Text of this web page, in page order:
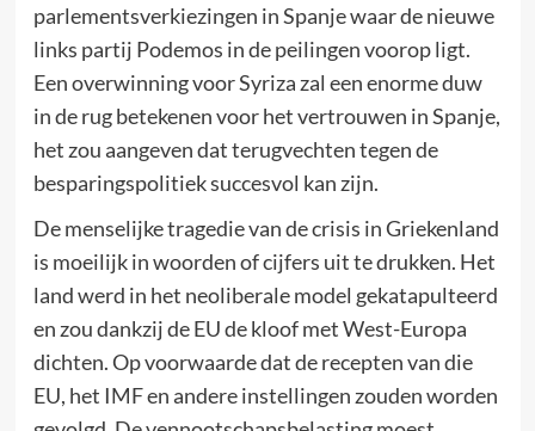
parlementsverkiezingen in Spanje waar de nieuwe
links partij Podemos in de peilingen voorop ligt.
Een overwinning voor Syriza zal een enorme duw
in de rug betekenen voor het vertrouwen in Spanje,
het zou aangeven dat terugvechten tegen de
besparingspolitiek succesvol kan zijn.
De menselijke tragedie van de crisis in Griekenland
is moeilijk in woorden of cijfers uit te drukken. Het
land werd in het neoliberale model gekatapulteerd
en zou dankzij de EU de kloof met West-Europa
dichten. Op voorwaarde dat de recepten van die
EU, het IMF en andere instellingen zouden worden